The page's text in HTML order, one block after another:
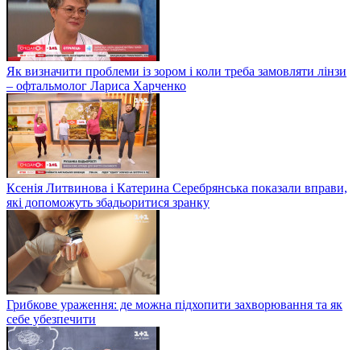
Як визначити проблеми із зором і коли треба замовляти лінзи
– офтальмолог Лариса Харченко
Ксенія Литвинова і Катерина Серебрянська показали вправи,
які допоможуть збадьоритися зранку
Грибкове ураження: де можна підхопити захворювання та як
себе убезпечити